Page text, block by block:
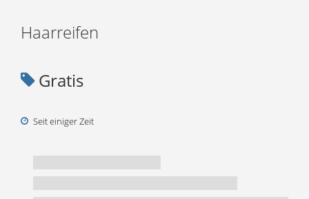
Haarreifen
Gratis
Seit einiger Zeit